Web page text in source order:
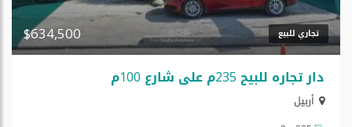
تجاري للبيع $634,500
دار تجارە للبیح 235م علی شارع 100م
أربيل